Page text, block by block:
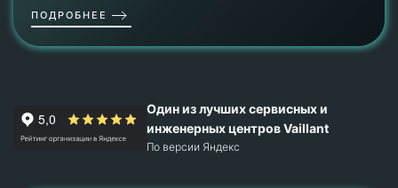
ПОДРОБНЕЕ
Один из лучших сервисных и
инженерных центров Vaillant
По версии Яндекс